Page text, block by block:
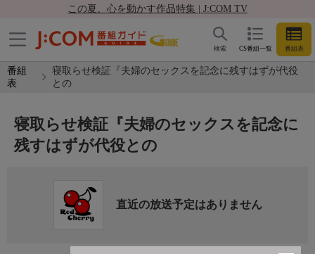
この夏、心を動かす作品特集 | J:COM TV
CS番組一覧 番組表
検索
番組
表
寝取らせ検証『夫婦のセックスを記念に残すはずが代役
との
寝取らせ検証『夫婦のセックスを記念に
残すはずが代役との
直近の放送予定はありません